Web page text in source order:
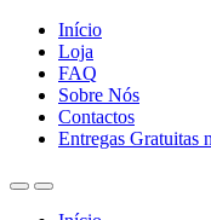
Início
Loja
FAQ
Sobre Nós
Contactos
Entregas Gratuitas